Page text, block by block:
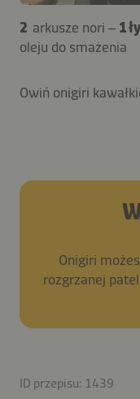
2 arkusze nori – 1
oleju do smażenia
Owiń onigiri
Onigiri
rozgrzanej
ID przepisu: 1439